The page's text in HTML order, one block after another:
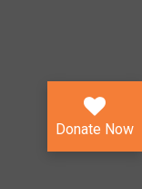
Donate Now